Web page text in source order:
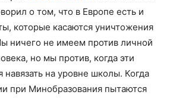
о том, что в Европе есть и
которые касаются уничтожения
ничего не имеем против личной
но мы против, когда эти
на уровне школы. Когда
при Минобразования пытаются